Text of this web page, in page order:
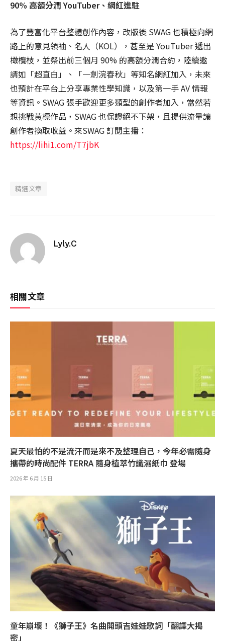
90% 高額分潤 YouTuber、網紅進駐
為了豐富化平台整體創作內容，改版後 SWAG 也積極向網
路上的意見領袖、名人（KOL），甚至是 YouTuber 遞出
橄欖枝，並祭出前三個月 90% 的高額分潤合約，陸續邀
請如「超直白」、「一劍浣春秋」等知名網紅加入，未來
也預計在平台上分享專業性學知識，以及第一手 AV 情報
等資訊。SWAG 張手歡迎更多類型的創作者加入，當然若
想挑戰黃標作品，SWAG 也保證絕不下架，且提供流量讓
創作者換取收益。來SWAG 訂閱主播：
https://lihi1.com/T7jbK
精選文章
Lyly.C
相關文章
夏天最怕的不是流汗而是來不及整理自己，今年必需隨身
攜帶的時尚配件 TERRA 隨身植萃竹纖濕紙巾 登場
2026 年 6 月 15 日
童年崩壞！《獅子王》名曲開頭吉娃娃歌詞「翻譯大揭
密」